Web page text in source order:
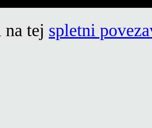
na tej spletni